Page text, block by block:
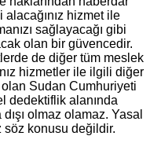
alacağınız hizmet ile
sağlayacağı gibi
olan bir güvencedir.
de diğer tüm meslek
hizmetler ile ilgili diğer
Sudan Cumhuriyeti
dedektiflik alanında
olmaz olamaz. Yasal
söz konusu değildir.